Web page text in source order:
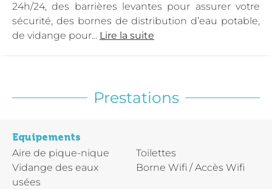
24h/24, des barrières levantes pour assurer votre
sécurité, des bornes de distribution d’eau potable,
de vidange pour... Lire la suite
Prestations
Equipements
Aire de pique-nique
Vidange des eaux
usées
Toilettes
Borne Wifi / Accès Wifi